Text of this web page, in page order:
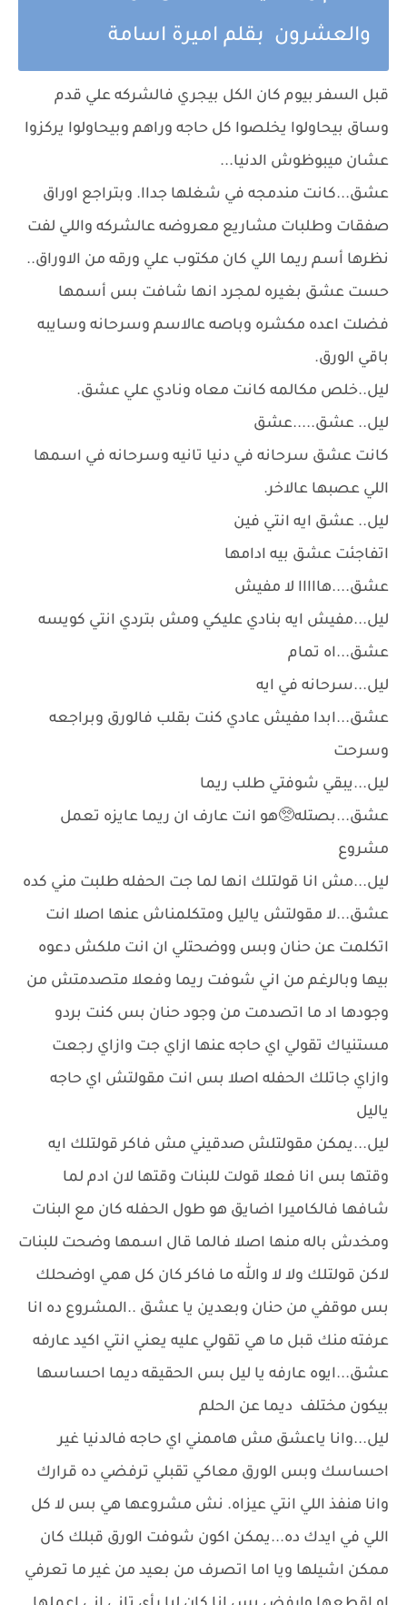
والعشرون بقلم اميرة اسامة
قبل السفر بيوم كان الكل بيجري فالشركه علي قدم
وساق بيحاولوا يخلصوا كل حاجه وراهم وبيحاولوا يركزوا
عشان ميبوظوش الدنيا...
عشق...كانت مندمجه في شغلها جداا. وبتراجع اوراق
صفقات وطلبات مشاريع معروضه عالشركه واللي لفت
نظرها أسم ريما اللي كان مكتوب علي ورقه من الاوراق..
حست عشق بغيره لمجرد انها شافت بس أسمها
فضلت اعده مكشره وباصه عالاسم وسرحانه وسايبه
باقي الورق.
ليل..خلص مكالمه كانت معاه ونادي علي عشق.
ليل.. عشق.....عشق
كانت عشق سرحانه في دنيا تانيه وسرحانه في اسمها
اللي عصبها عالاخر.
ليل.. عشق ايه انتي فين
اتفاجئت عشق بيه ادامها
عشق....هااااا لا مفيش
ليل...مفيش ايه بنادي عليكي ومش بتردي انتي كويسه
عشق...اه تمام
ليل...سرحانه في ايه
عشق...ابدا مفيش عادي كنت بقلب فالورق وبراجعه
وسرحت
ليل...يبقي شوفتي طلب ريما
عشق...بصتله🥺هو انت عارف ان ريما عايزه تعمل
مشروع
ليل...مش انا قولتلك انها لما جت الحفله طلبت مني كده
عشق...لا مقولتش ياليل ومتكلمناش عنها اصلا انت
اتكلمت عن حنان وبس ووضحتلي ان انت ملكش دعوه
بيها وبالرغم من اني شوفت ريما وفعلا متصدمتش من
وجودها اد ما اتصدمت من وجود حنان بس كنت بردو
مستنياك تقولي اي حاجه عنها ازاي جت وازاي رجعت
وازاي جاتلك الحفله اصلا بس انت مقولتش اي حاجه
ياليل
ليل...يمكن مقولتلش صدقيني مش فاكر قولتلك ايه
وقتها بس انا فعلا قولت للبنات وقتها لان ادم لما
شافها فالكاميرا اضايق هو طول الحفله كان مع البنات
ومخدش باله منها اصلا فالما قال اسمها وضحت للبنات
لاكن قولتلك ولا لا والله ما فاكر كان كل همي اوضحلك
بس موقفي من حنان وبعدين يا عشق ..المشروع ده انا
عرفته منك قبل ما هي تقولي عليه يعني انتي اكيد عارفه
عشق...ايوه عارفه يا ليل بس الحقيقه ديما احساسها
بيكون مختلف ديما عن الحلم
ليل...وانا ياعشق مش هاممني اي حاجه فالدنيا غير
احساسك وبس الورق معاكي تقبلي ترفضي ده قرارك
وانا هنفذ اللي انتي عيزاه. نش مشروعها هي بس لا كل
اللي في ايدك ده...يمكن اكون شوفت الورق قبلك كان
ممكن اشيلها ويا اما اتصرف من بعيد من غير ما تعرفي